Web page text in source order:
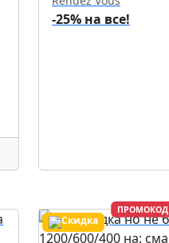
-25% на все!
ПРОМОКОД